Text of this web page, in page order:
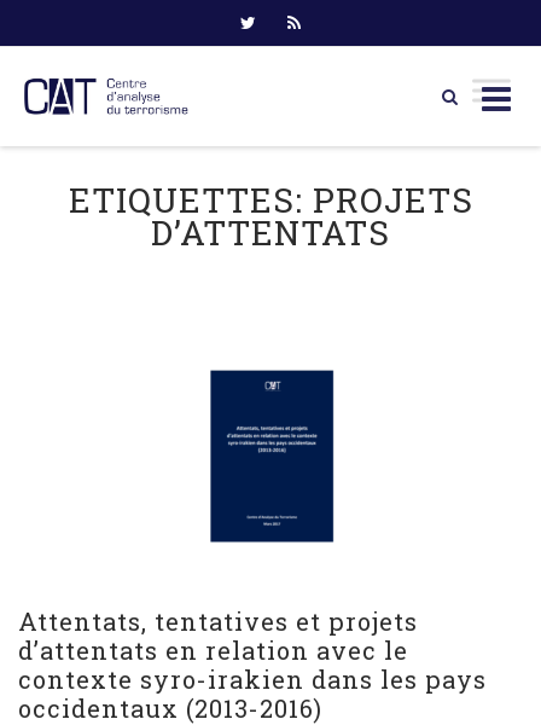
contentETIQUETTES: PROJETS
D’ATTENTATS
Attentats, tentatives et projets
d’attentats en relation avec le
contexte syro-irakien dans les pays
occidentaux (2013-2016)